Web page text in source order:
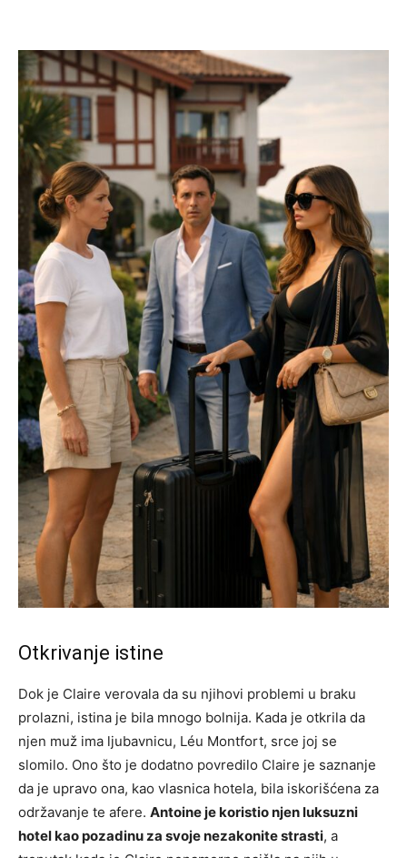
Otkrivanje istine
Dok je Claire verovala da su njihovi problemi u braku
prolazni, istina je bila mnogo bolnija. Kada je otkrila da
njen muž ima ljubavnicu, Léu Montfort, srce joj se
slomilo. Ono što je dodatno povredilo Claire je saznanje
da je upravo ona, kao vlasnica hotela, bila iskorišćena za
održavanje te afere. Antoine je koristio njen luksuzni
hotel kao pozadinu za svoje nezakonite strasti, a